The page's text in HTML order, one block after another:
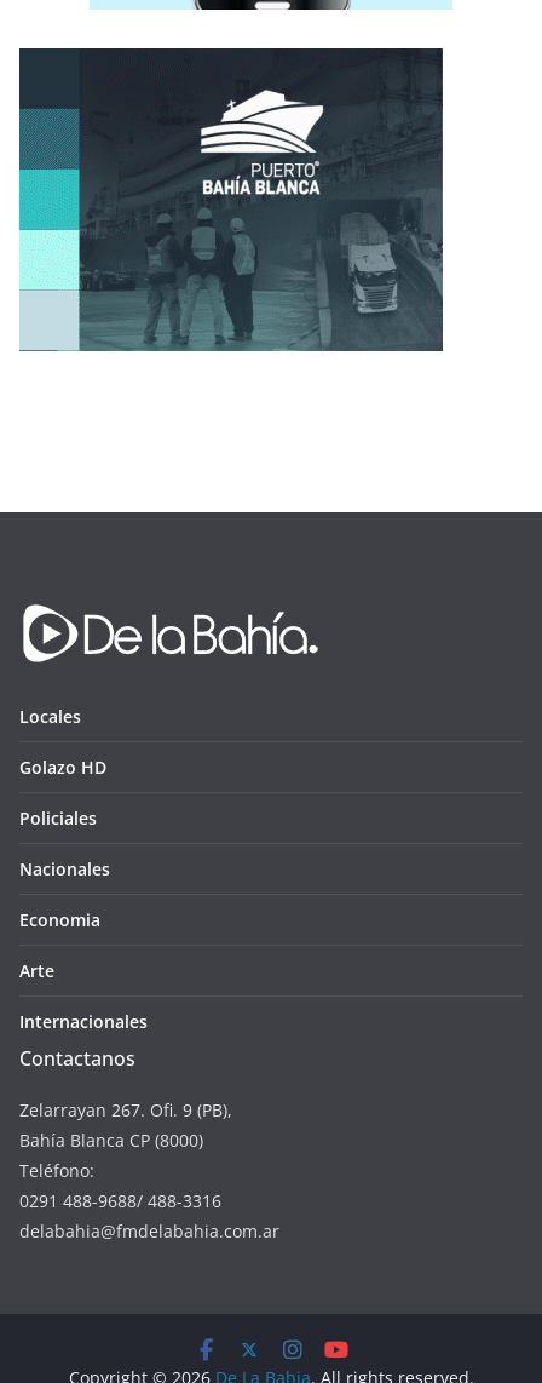
Locales
Golazo HD
Policiales
Nacionales
Economia
Arte
Internacionales
Contactanos
Zelarrayan 267. Ofi. 9 (PB),
Bahía Blanca CP (8000)
Teléfono:
0291 488-9688/ 488-3316
delabahia@fmdelabahia.com.ar
Copyright © 2026 De La Bahia. All rights reserved.